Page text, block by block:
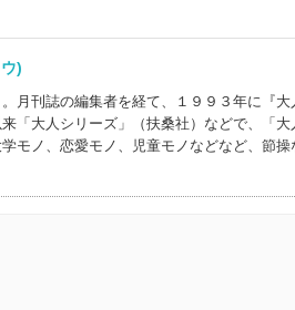
ウ)
月刊誌の編集者を経て、１９９３年に『大
「大人シリーズ」（扶桑社）などで、「
モノ、恋愛モノ、児童モノなどなど、節